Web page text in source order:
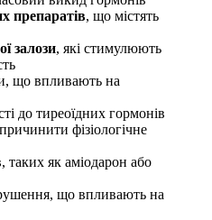
препаратів, що містять
залози, які стимулюють
що впливають на
до тиреоїдних гормонів
фізіологічне
як аміодарон або
що впливають на